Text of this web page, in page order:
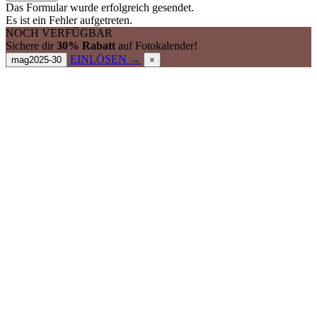
Das Formular wurde erfolgreich gesendet.
Es ist ein Fehler aufgetreten.
NOCH VERFÜGBAR
Sichere dir 30% Rabatt auf Fotokalender!
mag2025-30 EINLÖSEN → ×